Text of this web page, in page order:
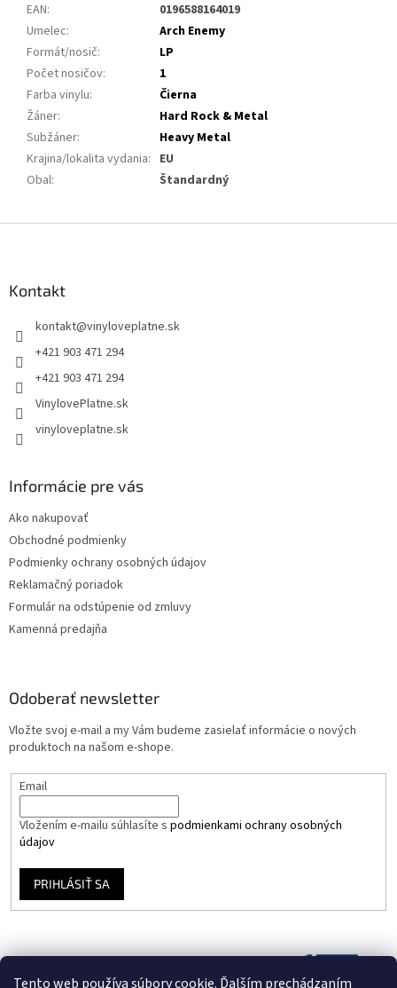
Tento web používa súbory cookie. Ďalším prechádzaním
EAN:
0196588164019
Umelec:
Arch Enemy
Formát/nosič:
LP
Počet nosičov:
1
Farba vinylu:
Čierna
Žáner:
Hard Rock & Metal
Subžáner:
Heavy Metal
Krajina/lokalita vydania: EU
Obal: Štandardný
Kontakt
kontakt@vinyloveplatne.sk
+421 903 471 294
+421 903 471 294
VinylovePlatne.sk
vinyloveplatne.sk
Informácie pre vás
Ako nakupovať
Obchodné podmienky
Podmienky ochrany osobných údajov
Reklamačný poriadok
Formulár na odstúpenie od zmluvy
Kamenná predajňa
Odoberať newsletter
Vložte svoj e-mail a my Vám budeme zasielať informácie o nových
produktoch na našom e-shope.
Email
Vložením e-mailu súhlasíte s podmienkami ochrany osobných
údajov
PRIHLÁSIŤ SA